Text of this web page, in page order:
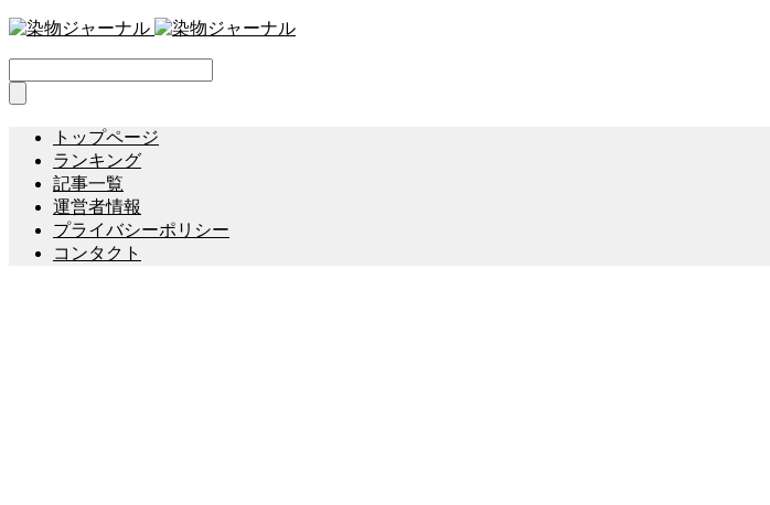
トップページ
ランキング
記事一覧
運営者情報
プライバシーポリシー
コンタクト